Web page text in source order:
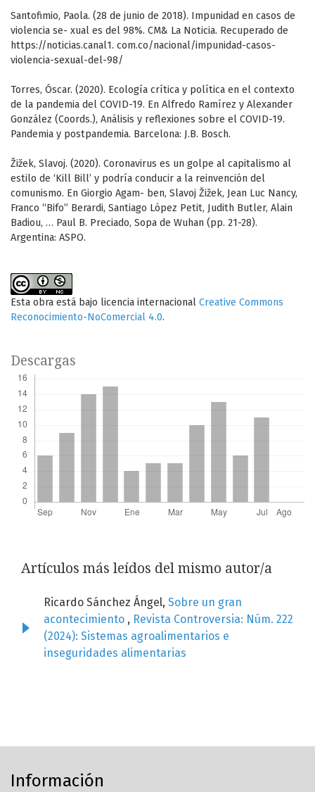
Esta obra está bajo licencia internacional Creative Commons
Reconocimiento-NoComercial 4.0.
Santofimio, Paola. (28 de junio de 2018). Impunidad en casos de
violencia se- xual es del 98%. CM& La Noticia. Recuperado de
https://noticias.canal1. com.co/nacional/impunidad-casos-
violencia-sexual-del-98/
Torres, Óscar. (2020). Ecología crítica y política en el contexto
de la pandemia del COVID-19. En Alfredo Ramírez y Alexander
González (Coords.), Análisis y reflexiones sobre el COVID-19.
Pandemia y postpandemia. Barcelona: J.B. Bosch.
Žižek, Slavoj. (2020). Coronavirus es un golpe al capitalismo al
estilo de ‘Kill Bill’ y podría conducir a la reinvención del
comunismo. En Giorgio Agam- ben, Slavoj Žižek, Jean Luc Nancy,
Franco “Bifo” Berardi, Santiago López Petit, Judith Butler, Alain
Badiou, … Paul B. Preciado, Sopa de Wuhan (pp. 21-28).
Argentina: ASPO.
Descargas
Artículos más leídos del mismo autor/a
Ricardo Sánchez Ángel, Sobre un gran
acontecimiento , Revista Controversia: Núm. 222
(2024): Sistemas agroalimentarios e
inseguridades alimentarias
Información